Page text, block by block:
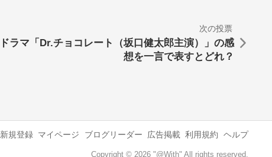
次の投票
ドラマ「Dr.チョコレート（坂口健太郎主演）」の感
想を一言で表すとどれ？
新規登録 マイページ ブログリーダー 広告掲載 利用規約 ヘルプ
Copyright © 2026 "@With" All rights reserved.